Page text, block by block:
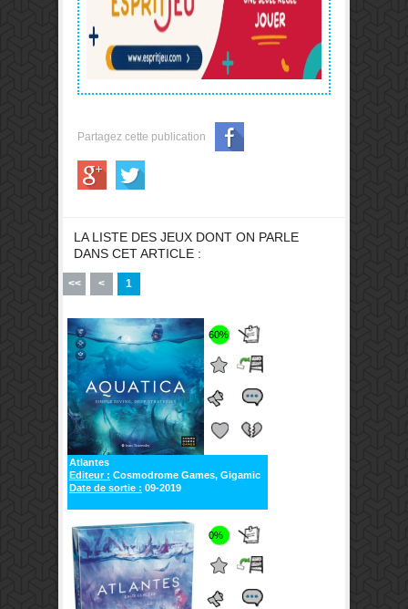
Partagez cette publication
LA LISTE DES JEUX DONT ON PARLE
DANS CET ARTICLE :
<< < 1
60%
Atlantes
Editeur : Cosmodrome Games, Gigamic
Date de sortie : 09-2019
0%